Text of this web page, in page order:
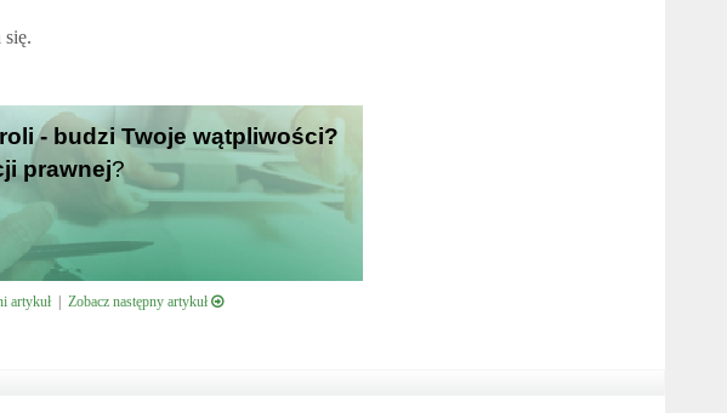
- budzi Twoje wątpliwości?
prawnej?
artykuł| Zobacz następny artykuł